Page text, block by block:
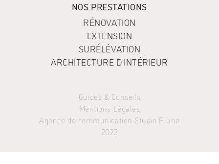
NOS PRESTATIONS
RÉNOVATION
EXTENSION
SURÉLÉVATION
ARCHITECTURE D’INTÉRIEUR
Guides & Conseils
Mentions Légales
Agence de communication Studio Plune
2022